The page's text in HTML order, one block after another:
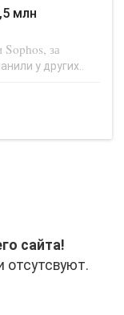
за
у других..
сайта!
отсутсвуют.